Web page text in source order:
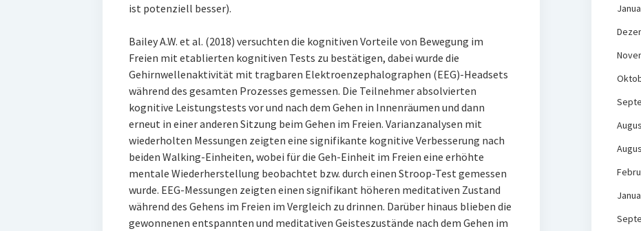
ist potenziell besser).
Bailey A.W. et al. (2018) versuchten die kognitiven Vorteile von Bewegung im
Freien mit etablierten kognitiven Tests zu bestätigen, dabei wurde die
Gehirnwellenaktivität mit tragbaren Elektroenzephalographen (EEG)-Headsets
während des gesamten Prozesses gemessen. Die Teilnehmer absolvierten
kognitive Leistungstests vor und nach dem Gehen in Innenräumen und dann
erneut in einer anderen Sitzung beim Gehen im Freien. Varianzanalysen mit
wiederholten Messungen zeigten eine signifikante kognitive Verbesserung nach
beiden Walking-Einheiten, wobei für die Geh-Einheit im Freien eine erhöhte
mentale Wiederherstellung beobachtet bzw. durch einen Stroop-Test gemessen
wurde. EEG-Messungen zeigten einen signifikant höheren meditativen Zustand
während des Gehens im Freien im Vergleich zu drinnen. Darüber hinaus blieben die
gewonnenen entspannten und meditativen Geisteszustände nach dem Gehen im